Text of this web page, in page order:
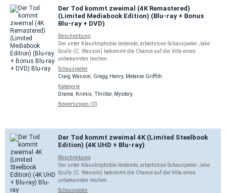
Der Tod kommt zweimal (4K Remastered)
(Limited Mediabook Edition) (Blu-ray + Bonus
Blu-ray + DVD)
Beschreibung
Der unter Klaustrophobie leidende, arbeitslose Schauspieler Jake
Scully (C. Wasson) bekommt die Chance auf die Villa eines
unbekannten reichen ...
Schauspieler
Craig Wasson
Gregg Henry, Melanie Griffith
Kategorie
Drama
Krimis Thriller, Mystery
Bewertungen (0)
Der Tod kommt zweimal 4K (Limited Steelbook
Edition) (4K UHD + Blu-ray)
Beschreibung
Der unter Klaustrophobie leidende, arbeitslose Schauspieler Jake
Scully (C. Wasson) bekommt die Chance auf die Villa eines
unbekannten reichen ...
Schauspieler